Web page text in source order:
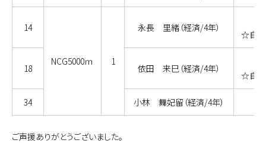
14
NCG5000ｍ 1
永長 里緒（経済/4年）
☆自己
18 依田 来巳（経済/4年）
☆自己
34 小林 舞妃留（経済/4年）
ご声援ありがとうございました。